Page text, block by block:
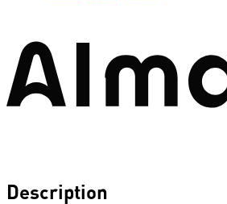
Description